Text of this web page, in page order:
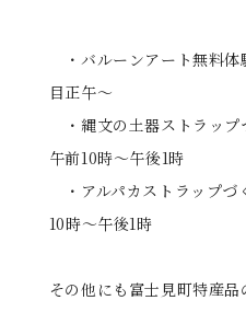
・バルーンアート無料
目正午～
・縄文の土器ストラッ
午前10時～午後1時
・アルパカストラップ
10時～午後1時
その他にも富士見町特産品